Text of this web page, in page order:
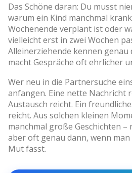
Das Schöne daran: Du musst
warum ein Kind manchmal
Wochenende verplant ist oder
vielleicht erst in zwei Wochen
Alleinerziehende kennen genau
macht Gespräche oft ehrlicher
Wer neu in die Partnersuche
anfangen. Eine nette Nachricht
Austausch reicht. Ein
reicht. Aus solchen kleinen
manchmal große Geschichten
aber oft genau dann, wenn
Mut fasst.